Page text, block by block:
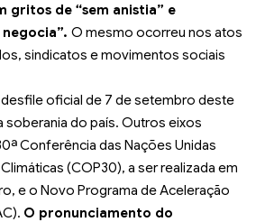
gritos de “sem anistia” e
O mesmo ocorreu nos atos
sindicatos e movimentos sociais
oficial de 7 de setembro deste
soberania do país. Outros eixos
Conferência das Nações Unidas
(COP30), a ser realizada em
e o Novo Programa de Aceleração
O pronunciamento do